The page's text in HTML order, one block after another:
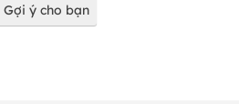
Gợi ý cho bạn